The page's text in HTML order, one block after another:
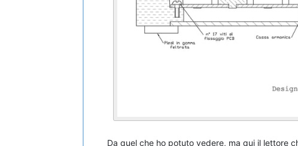
Da quel che ho potuto vedere, ma qui il lettore